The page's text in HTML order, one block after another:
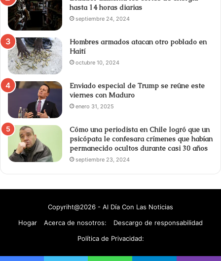
hasta 14 horas diarias
septiembre 24, 2024
Hombres armados atacan otro poblado en
Haití
octubre 10, 2024
Enviado especial de Trump se reúne este
viernes con Maduro
enero 31, 2025
Cómo una periodista en Chile logró que un
psicópata le confesara crímenes que habían
permanecido ocultos durante casi 30 años
septiembre 23, 2024
Copyriht@2026 - Al Día Con Las Noticias
Hogar
Acerca de nosotros:
Descargo de responsabilidad
Política de Privacidad: